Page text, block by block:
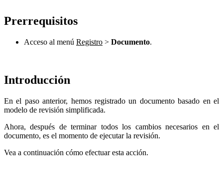
Prerrequisitos
Acceso al menú Registro > Documento.
Introducción
En el paso anterior, hemos registrado un documento basado en el
modelo de revisión simplificada.
Ahora, después de terminar todos los cambios necesarios en el
documento, es el momento de ejecutar la revisión.
Vea a continuación cómo efectuar esta acción.